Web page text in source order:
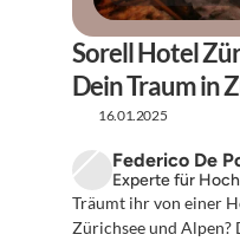
Sorell Hotel
Dein Traum in
16.01.2025
Federico De
Experte für
Träumt ihr von einer
Zürichsee und Alpen?